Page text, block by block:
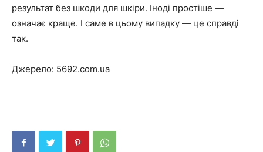
результат без шкоди для шкіри. Іноді простіше —
означає краще. І саме в цьому випадку — це справді
так.
Джерело: 5692.com.ua